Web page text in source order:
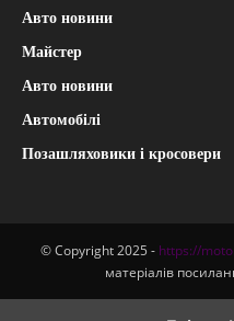
Авто новини
Майстер
Авто новини
Автомобілі
Позашляховики і кросовери
© Copyright 2025 - https://
матеріалів